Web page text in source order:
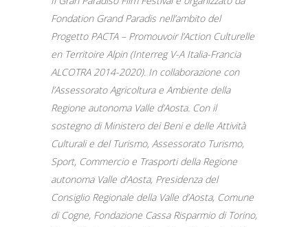
Fondation Grand Paradis nell’ambito del
Progetto PACTA – Promouvoir l’Action Culturelle
en Territoire Alpin (Interreg V-A Italia-Francia
ALCOTRA 2014-2020). In collaborazione con
l’Assessorato Agricoltura e Ambiente della
Regione autonoma Valle d’Aosta. Con il
sostegno di Ministero dei Beni e delle Attività
Culturali e del Turismo, Assessorato Turismo,
Sport, Commercio e Trasporti della Regione
autonoma Valle d’Aosta, Presidenza del
Consiglio Regionale della Valle d’Aosta, Comune
di Cogne, Fondazione Cassa Risparmio di Torino,